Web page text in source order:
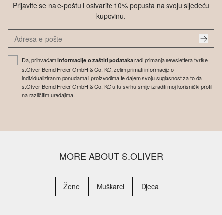
Prijavite se na e-poštu i ostvarite 10% popusta na svoju sljedeću
kupovinu.
Da, prihvaćaminformacije o zaštiti podatakaradi primanja newslettera tvrtke
s.Oliver Bernd Freier GmbH & Co. KG, želim primati informacije o
individualiziranim ponudama i proizvodima te dajem svoju suglasnost za to da
s.Oliver Bernd Freier GmbH & Co. KG u tu svrhu smije izraditi moj korisnički profil
na različitim uređajima.
MORE ABOUT S.OLIVER
Žene Muškarci Djeca